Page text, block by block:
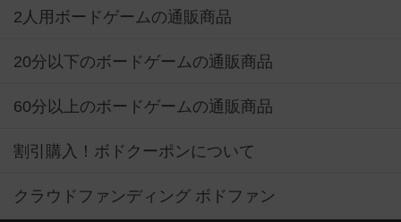
2人用ボードゲームの通販商品
20分以下のボードゲームの通販商品
60分以上のボードゲームの通販商品
割引購入！ボドクーポンについて
クラウドファンディング ボドファン